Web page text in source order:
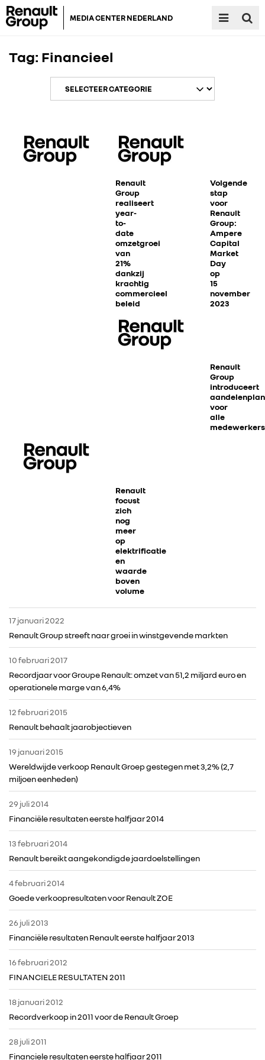
MEDIA CENTER NEDERLAND
FOTO’S & VIDEO’S
IN DE MEDIA
CONTACT
Tag: Financieel
Renault
Group
realiseert
year-
to-
date
omzetgroei
van
21%
dankzij
krachtig
commercieel
beleid
productoffensief
in
Europa
Volgende
stap
voor
Renault
Group:
Ampere
Capital
Market
Day
op
15
november
2023
Renault
Group
introduceert
aandelenplan
voor
alle
medewerkers
Renault
focust
zich
nog
meer
op
elektrificatie
en
waarde
boven
volume
17 januari 2022
Renault Group streeft naar groei in winstgevende markten
10 februari 2017
Recordjaar voor Groupe Renault: omzet van 51,2 miljard euro en
operationele marge van 6,4%
12 februari 2015
Renault behaalt jaarobjectieven
19 januari 2015
Wereldwijde verkoop Renault Groep gestegen met 3,2% (2,7
miljoen eenheden)
29 juli 2014
Financiële resultaten eerste halfjaar 2014
13 februari 2014
Renault bereikt aangekondigde jaardoelstellingen
4 februari 2014
Goede verkoopresultaten voor Renault ZOE
26 juli 2013
Financiële resultaten Renault eerste halfjaar 2013
16 februari 2012
FINANCIELE RESULTATEN 2011
18 januari 2012
Recordverkoop in 2011 voor de Renault Groep
28 juli 2011
Financiele resultaten eerste halfjaar 2011